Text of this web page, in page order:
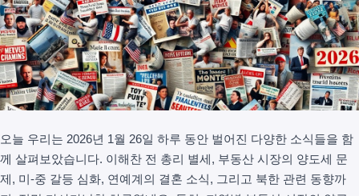
오늘 우리는 2026년 1월 26일 하루 동안 벌어진 다양한 소식들을 함
께 살펴보았습니다. 이해찬 전 총리 별세, 부동산 시장의 양도세 문
제, 미-중 갈등 심화, 연예계의 결혼 소식, 그리고 북한 관련 동향까